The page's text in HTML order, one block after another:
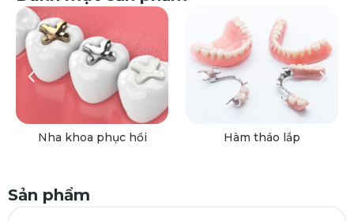
Nha khoa phục hồi Hàm tháo lắp
Sản phẩm